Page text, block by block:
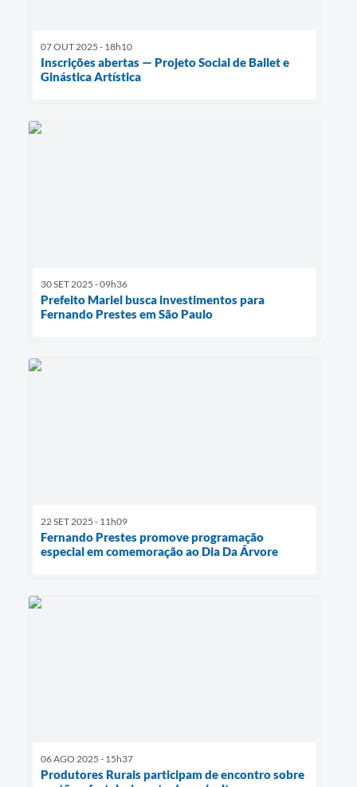
07 OUT 2025 - 18h10
Inscrições abertas — Projeto Social de Ballet e
Ginástica Artística
30 SET 2025 - 09h36
Prefeito Mariel busca investimentos para
Fernando Prestes em São Paulo
22 SET 2025 - 11h09
Fernando Prestes promove programação
especial em comemoração ao Dia Da Árvore
06 AGO 2025 - 15h37
Produtores Rurais participam de encontro sobre